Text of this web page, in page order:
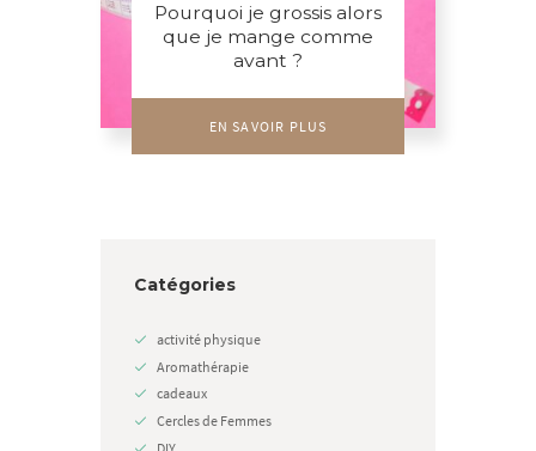
Pourquoi je grossis alors
que je mange comme
avant ?
EN SAVOIR PLUS
Catégories
activité physique
Aromathérapie
cadeaux
Cercles de Femmes